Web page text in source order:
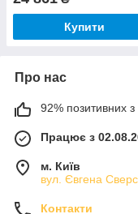
Купити
Про нас
92% позитивних з
Працює з
м. Київ
вул. Євгена
Контакти